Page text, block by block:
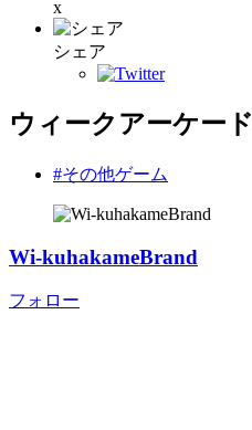
x
シェア
ウィークアーケード
#その他ゲーム
Wi-kuhakameBrand
フォロー